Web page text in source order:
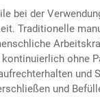
bei der
Traditionelle
ohne
und